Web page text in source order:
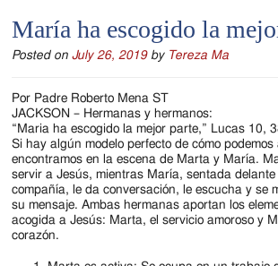
Serving
Catholics
of
the
Diocese
of
Jackson
Since
María ha escogido la
Posted onJuly 26, 2019 by Tereza Ma
Por Padre Roberto Mena ST
JACKSON – Hermanas y hermanos:
“Maria ha escogido la mejor parte,” Lucas 10,
Si hay algún modelo perfecto de cómo
encontramos en la escena de Marta y María.
servir a Jesús, mientras María, sentada delante
compañía, le da conversación, le escucha y se
su mensaje. Ambas hermanas aportan los
acogida a Jesús: Marta, el servicio amoroso y
corazón.